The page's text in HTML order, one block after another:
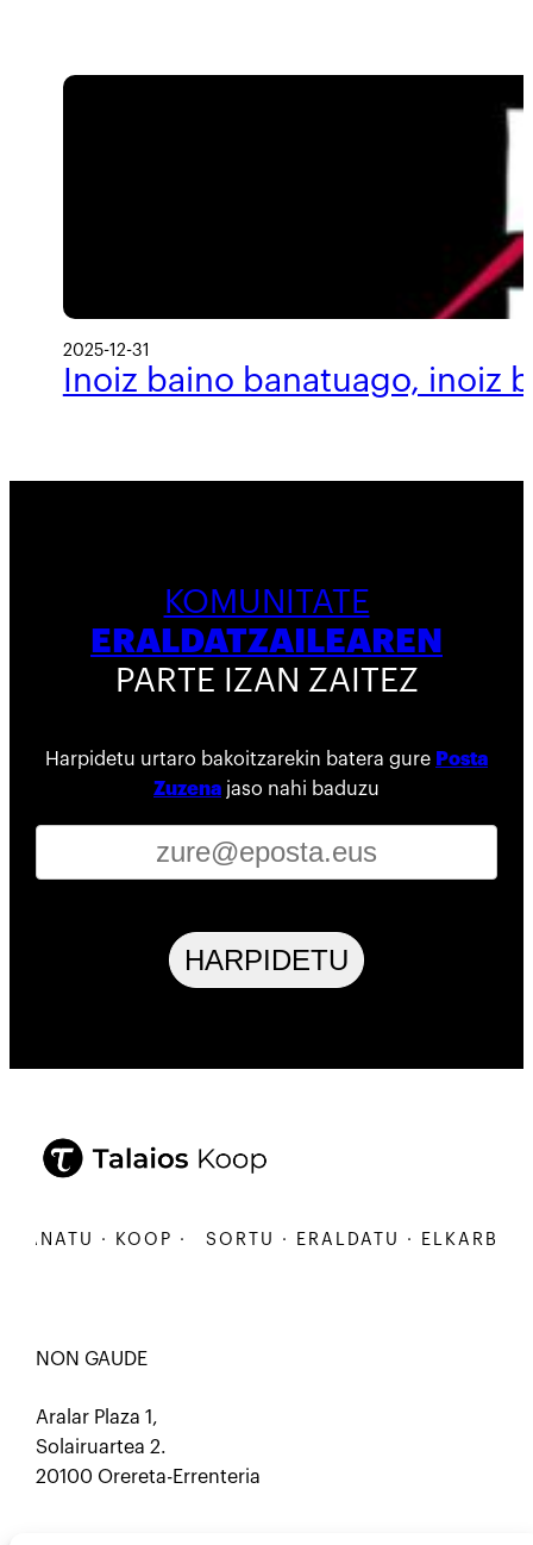
2025-12-31
Inoiz baino banatuago, inoiz
KOMUNITATE
ERALDATZAILEAREN
PARTE IZAN ZAITEZ
Harpidetu urtaro bakoitzarekin batera gure Posta
Zuzena jaso nahi baduzu
HARPIDETU
· KOOP · SORTU · ERALDATU ·
NON GAUDE
Aralar Plaza 1,
Solairuartea 2.
20100 Orereta-Errenteria